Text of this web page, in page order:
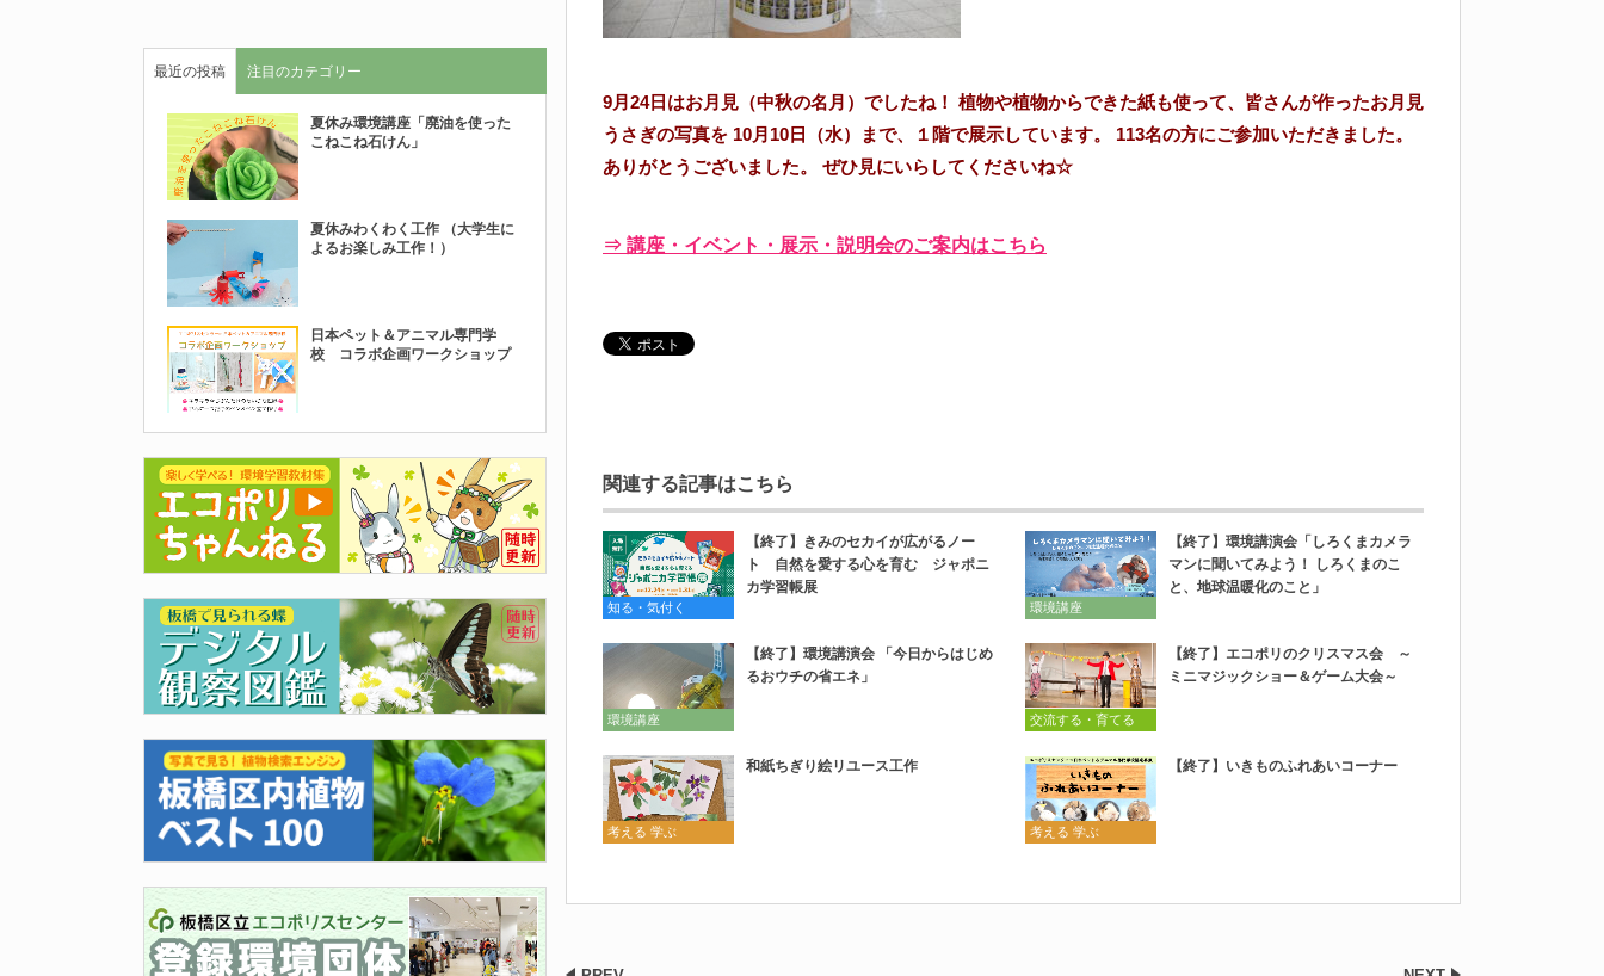
9月24日はお月見（中秋の名月）でしたね！ 植物や植物からできた紙も使って、皆さんが作ったお月見
うさぎの写真を 10月10日（水）まで、１階で展示しています。
113名の方にご参加いただきました。
ありがとうございました。
ぜひ見にいらしてくださいね☆
⇒ 講座・イベント・展示・説明会のご案内はこちら
関連する記事はこちら
知る・気付く
【終了】きみのセカイが広がるノー
ト 自然を愛する心を育む ジャポニ
カ学習帳展
環境講座
【終了】環境講演会「しろくまカメラ
マンに聞いてみよう！ しろくまのこ
と、地球温暖化のこと」
環境講座
【終了】環境講演会 「今日からはじめ
るおウチの省エネ」
交流する・育てる
【終了】エコポリのクリスマス会 ～
ミニマジックショー＆ゲーム大会～
考える 学ぶ
和紙ちぎり絵リユース工作
考える 学ぶ
【終了】いきものふれあいコーナー
最近の投稿 注目のカテゴリー
夏休み環境講座「廃油を使った
こねこね石けん」
夏休みわくわく工作 （大学生に
よるお楽しみ工作！）
日本ペット＆アニマル専門学
校 コラボ企画ワークショップ